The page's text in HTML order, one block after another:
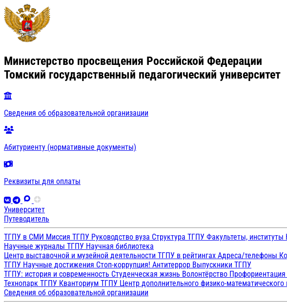
Министерство просвещения Российской Федерации
Томский государственный педагогический университет
Сведения об образовательной организации
Абитуриенту (нормативные документы)
Реквизиты для оплаты
Университет
Путеводитель
ТГПУ в СМИ Миссия ТГПУ Руководство вуза Структура ТГПУ Факультеты, институты
Научные журналы ТГПУ Научная библиотека
Центр выставочной и музейной деятельности ТГПУ в рейтингах Адреса/телефоны
ТГПУ Научные достижения Стоп-коррупция! Антитеррор Выпускники ТГПУ
ТГПУ: история и современность Студенческая жизнь Волонтёрство Профориентация
Технопарк ТГПУ Кванториум ТГПУ Центр дополнительного физико-математического
Сведения об образовательной организации